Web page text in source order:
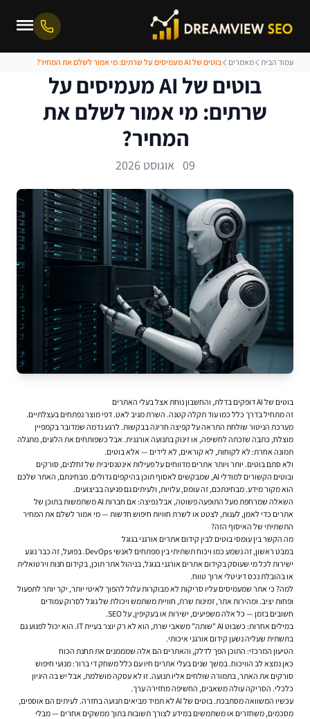
עמוד הבית מאמרים בוטים של AI מעמיסים על שרתים: מי אמור לשלם את המחיר?
בוטים של AI מעמיסים על
שרתים: מי אמור לשלם את
המחיר?
09 אוגוסט 2026
בוטים של AI דופקים בדלת, והחשבון נוחת אצל בעלי האתרים
זה מתחיל בדרך כלל כמו עוד תקלה קטנה. השרת מגיב לאט. דפי מוצר נפתחים בעצלתיים.
מערכת הניטור שולחת התראה על קפיצה חריגה בבקשות. לרגע נדמה שמדובר בקמפיין
מוצלח, כתבה שזכתה לחשיפה, או זינוק בתנועה אורגנית. אבל כשפותחים את הלוגים, מתגלה
תמונה אחרת: לא לקוחות, לא קוראים, לא לידים — אלא בוטים.
ולא סתם בוטים. יותר ויותר אתרים מדווחים על פעילות אינטנסיבית של זחלנים, סורקים
ובוטים הקשורים למודלי AI, שמבקשים לאסוף תוכן בהיקפים גדולים. מבחינתם, האתר שלכם
הוא מקור מידע. מבחינתכם, זה עומס, עלויות, ולעיתים גם פגיעה בביצועים.
השאלה שמרחפת מעל התופעה פשוטה, אבל נפיצה: אם חברות AI משתמשות בתוכן של
אתרים כדי לאמן, לענות, לצטט או לשרת חוויות חיפוש חדשות — מי אמור לשלם את המחיר
התשתיתי של האיסוף הזה?
מה הקשר בין עומסי בוטים לבין קידום אתרים אורגני בגוגל
במבט ראשון, זה נשמע כמו ויכוח תשתיתי בין מפתחים לאנשי DevOps. בפועל, זה כבר נוגע
ישירות לכל מי שעוסק בקידום אתרים אורגני בגוגל, בניהול אתר תוכן, בקידום חנות וירטואלית
או בהובלת נכס דיגיטלי ארוך טווח.
למה? כי אתר שמעמיסים עליו סריקות לא מבוקרות עלול להפוך לאיטי יותר, יקר יותר לתפעול
ופחות יציב. ומהירות אתר, זמינות שרת, חוויית משתמש ויכולת של גוגל לסרוק עמודים
חשובים בזמן — כל אלה משפיעים, ישירות או בעקיפין, על SEO.
במילים אחרות: כשבוט AI "שותה" משאבי שרת, הוא לא רק יוצר בעיית IT. הוא יכול לפגוע גם
בתשתית שעליה נשען קידום אורגני איכותי.
הטיעון המרכזי: התוכן הפך לדלק, והאתרים הם אלה שמממנים את תחנת הכוח
כאן נמצא לב הוויכוח. במשך שנים בעלי אתרים חיו עם כלל משחק די ברור: מנועי חיפוש
סורקים את האתר, בתמורה שולחים אליו תנועה. זו לא עסקה מושלמת, אבל יש בה היגיון
כלכלי. הסריקה עולה משאבים, החשיפה מחזירה ערך.
עכשיו המשוואה מסתבכת. בוטים של AI לא תמיד מביאים תנועה בחזרה. לעיתים הם אוספים,
מסכמים, משחזרים או משתמשים במידע לצורך תשובות בתוך ממשקים אחרים — מבלי